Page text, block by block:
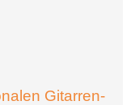
Gitarren-